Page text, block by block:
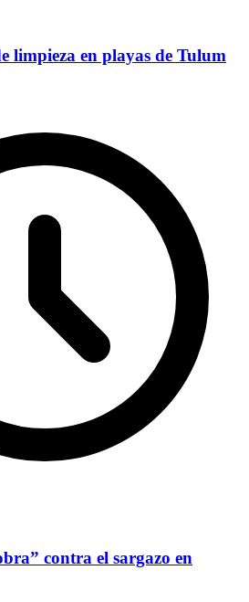
limpieza en playas de Tulum
contra el sargazo en